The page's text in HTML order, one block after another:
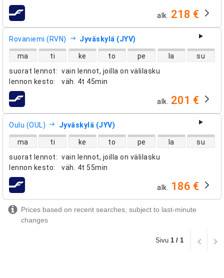
lentoyhtiöt alk. 218 €
Rovaniemi (RVN) Jyväskylä (JYV)
suorat lennot: vain lennot, joilla on välilasku
lennon kesto: väh. 4t 45min
suorien lentojen saatavuus
ma ti ke to pe la su
lentoyhtiöt alk. 201 €
Oulu (OUL) Jyväskylä (JYV)
suorat lennot: vain lennot, joilla on välilasku
lennon kesto: väh. 4t 55min
suorien lentojen saatavuus
ma ti ke to pe la su
lentoyhtiöt alk. 186 €
Prices based on recent searches, subject to last-minute
changes
Sivu 1 / 1